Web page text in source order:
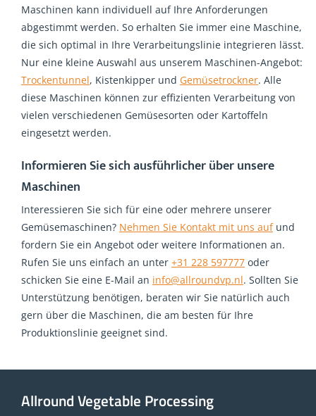
Maschinen kann individuell auf Ihre Anforderungen
abgestimmt werden. So erhalten Sie immer eine Maschine,
die sich optimal in Ihre Verarbeitungslinie integrieren lässt.
Nur eine kleine Auswahl aus unserem Maschinen-Angebot:
Trockentunnel, Kistenkipper und Gemüsetrockner. Alle
diese Maschinen können zur effizienten Verarbeitung von
vielen verschiedenen Gemüsesorten oder Kartoffeln
eingesetzt werden.
Informieren Sie sich ausführlicher über unsere
Maschinen
Interessieren Sie sich für eine oder mehrere unserer
Gemüsemaschinen? Nehmen Sie Kontakt mit uns aufund
fordern Sie ein Angebot oder weitere Informationen an.
Rufen Sie uns einfach an unter +31 228 597777oder
schicken Sie eine E-Mail an info@allroundvp.nl. Sollten Sie
Unterstützung benötigen, beraten wir Sie natürlich auch
gern über die Maschinen, die am besten für Ihre
Produktionslinie geeignet sind.
Allround Vegetable Processing